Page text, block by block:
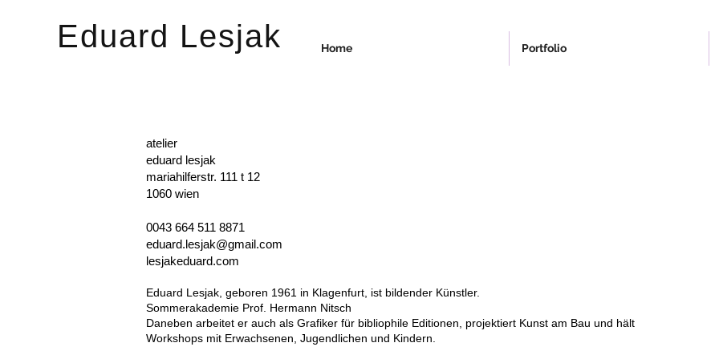
Eduard Lesjak Home Portfolio
atelier
eduard lesjak
mariahilferstr. 111 t 12
1060 wien
0043 664 511 8871
eduard.lesjak@gmail.com
lesjakeduard.com
Eduard Lesjak, geboren 1961 in Klagenfurt, ist bildender Künstler.
Sommerakademie Prof. Hermann Nitsch
Daneben arbeitet er auch als Grafiker für bibliophile Editionen, projektiert Kunst am Bau und hält
Workshops mit Erwachsenen, Jugendlichen und Kindern.